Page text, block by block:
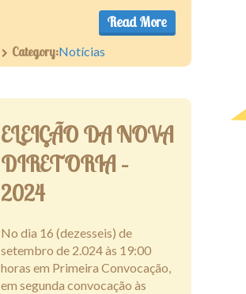
Read More
Category:Notícias
ELEIÇÃO DA NOVA
DIRETORIA –
2024
No dia 16 (dezesseis) de
setembro de 2.024 às 19:00
horas em Primeira Convocação,
em segunda convocação às